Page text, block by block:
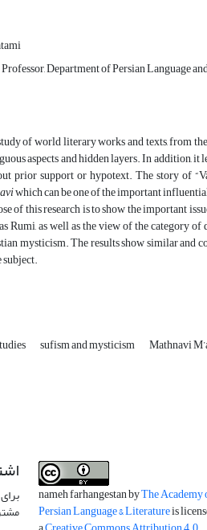
Department of Persian Language
of world literary works and texts, from
aspects and hidden layers. In addition, it
prior support or hypotext. The story of
which can be one of the important
of this research is to show the important
Rumi, as well as the view of the category
mysticism. The results show similar and
sufism and mysticism Mathnavi
nameh farhangestan byThe Academy
Persian Language & Literatureis